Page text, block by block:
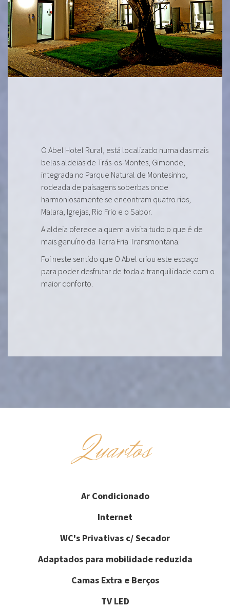
O Abel Hotel Rural, está localizado numa das mais
belas aldeias de Trás-os-Montes, Gimonde,
integrada no Parque Natural de Montesinho,
rodeada de paisagens soberbas onde
harmoniosamente se encontram quatro rios,
Malara, Igrejas, Rio Frio e o Sabor.
A aldeia oferece a quem a visita tudo o que é de
mais genuíno da Terra Fria Transmontana.
Foi neste sentido que O Abel criou este espaço
para poder desfrutar de toda a tranquilidade com o
maior conforto.
Quartos
Ar Condicionado
Internet
WC's Privativas c/ Secador
Adaptados para mobilidade reduzida
Camas Extra e Berços
TV LED